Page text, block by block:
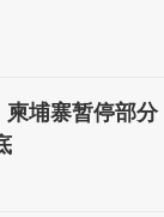
柬埔寨暂停部分